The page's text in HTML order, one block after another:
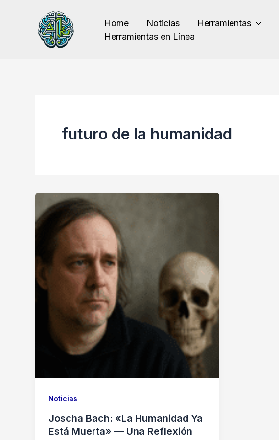
contenido
Home Noticias Herramientas
Herramientas en Línea
futuro de la humanidad
Noticias
Joscha Bach: «La Humanidad Ya
Está Muerta» — Una Reflexión